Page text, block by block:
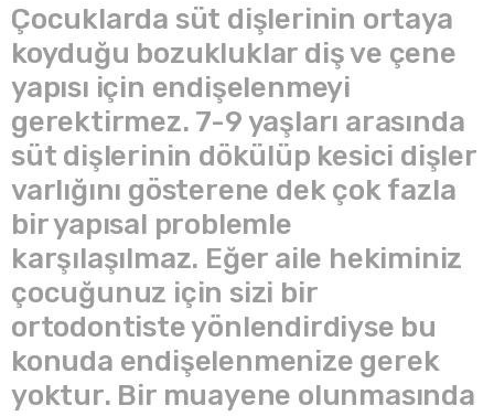
Çocuklarda süt dişlerinin ortaya
koyduğu bozukluklar diş ve çene
yapısı için endişelenmeyi
gerektirmez. 7-9 yaşları arasında
süt dişlerinin dökülüp kesici dişler
varlığını gösterene dek çok fazla
bir yapısal problemle
karşılaşılmaz. Eğer aile hekiminiz
çocuğunuz için sizi bir
ortodontiste yönlendirdiyse bu
konuda endişelenmenize gerek
yoktur. Bir muayene olunmasında